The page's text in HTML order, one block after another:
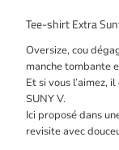
Tee-shirt Extra
Oversize, cou
manche tombante
Et si vous l’aimez,
SUNY V.
Ici proposé dans
revisite avec